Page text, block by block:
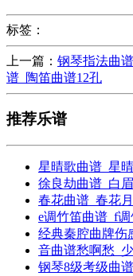
标签：
上一篇： 钢琴指法曲
谱_陶笛曲谱12孔
推荐乐谱
星晴歌曲谱_星
徐良劫曲谱_白
春花曲谱_春花
e调竹笛曲谱_f
经典秦腔曲牌伤
音曲谱愁啊愁_
钢琴8级考级曲